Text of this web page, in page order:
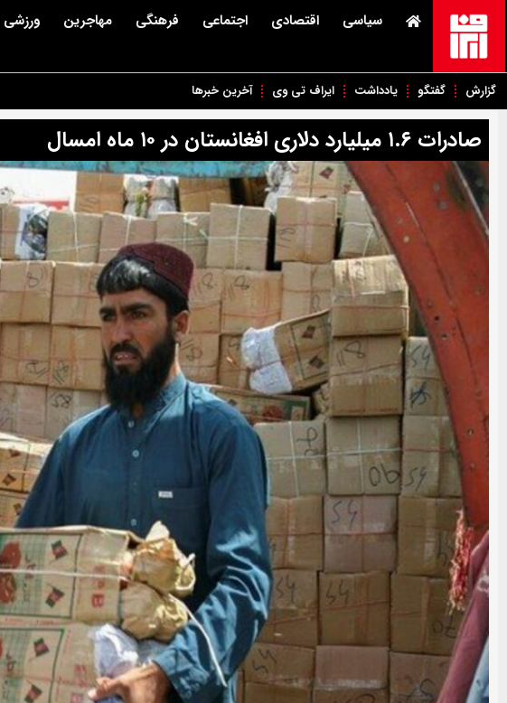
سیاسی اقتصادی اجتماعی فرهنگی مهاجرین ورزشی
گزارش گفتگو یادداشت ایراف تی وی آخرین خبرها
صادرات ۱.۶ میلیارد دلاری افغانستان در ۱۰ ماه امسال